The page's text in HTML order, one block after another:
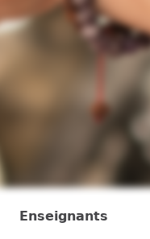
Enseignants